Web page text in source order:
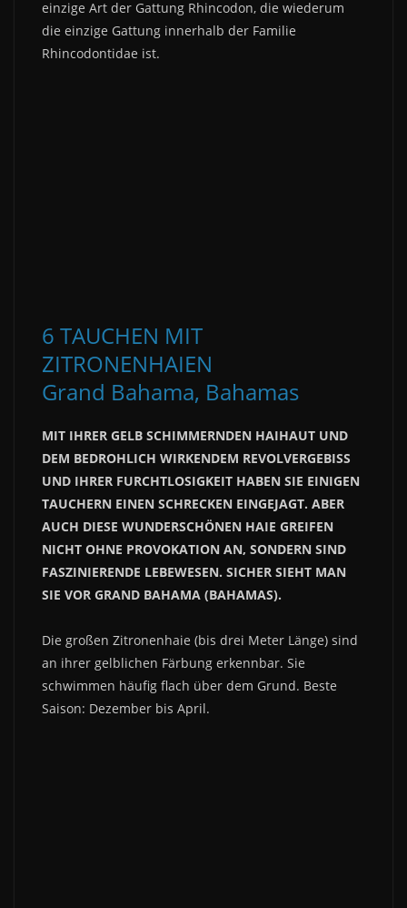
einzige Art der Gattung Rhincodon, die wiederum
die einzige Gattung innerhalb der Familie
Rhincodontidae ist.
6 TAUCHEN MIT
ZITRONENHAIEN
Grand Bahama, Bahamas
MIT IHRER GELB SCHIMMERNDEN HAIHAUT UND
DEM BEDROHLICH WIRKENDEM REVOLVERGEBISS
UND IHRER FURCHTLOSIGKEIT HABEN SIE EINIGEN
TAUCHERN EINEN SCHRECKEN EINGEJAGT. ABER
AUCH DIESE WUNDERSCHÖNEN HAIE GREIFEN
NICHT OHNE PROVOKATION AN, SONDERN SIND
FASZINIERENDE LEBEWESEN. SICHER SIEHT MAN
SIE VOR GRAND BAHAMA (BAHAMAS).
Die großen Zitronenhaie (bis drei Meter Länge) sind
an ihrer gelblichen Färbung erkennbar. Sie
schwimmen häufig flach über dem Grund. Beste
Saison: Dezember bis April.